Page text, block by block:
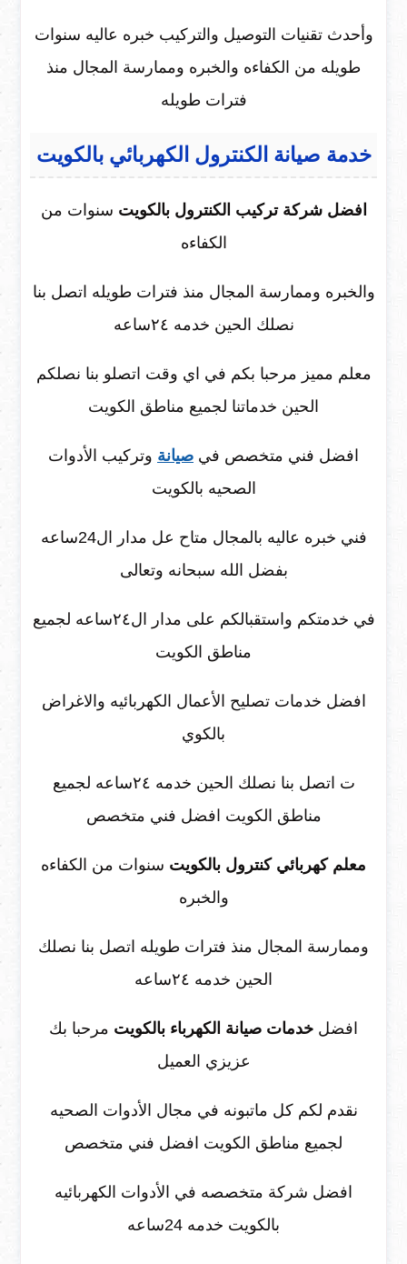
وأحدث تقنيات التوصيل والتركيب خبره عاليه سنوات
طويله من الكفاءه والخبره وممارسة المجال منذ
فترات طويله
خدمة صيانة الكنترول الكهربائي بالكويت
افضل شركة تركيب الكنترول بالكويت سنوات من
الكفاءه
والخبره وممارسة المجال منذ فترات طويله اتصل بنا
نصلك الحين خدمه ٢٤ساعه
معلم مميز مرحبا بكم في اي وقت اتصلو بنا نصلكم
الحين خدماتنا لجميع مناطق الكويت
افضل فني متخصص في صيانة وتركيب الأدوات
الصحيه بالكويت
فني خبره عاليه بالمجال متاح عل مدار ال24ساعه
بفضل الله سبحانه وتعالى
في خدمتكم واستقبالكم على مدار ال٢٤ساعه لجميع
مناطق الكويت
افضل خدمات تصليح الأعمال الكهربائيه والاغراض
بالكوي
ت اتصل بنا نصلك الحين خدمه ٢٤ساعه لجميع
مناطق الكويت افضل فني متخصص
معلم كهربائي كنترول بالكويت سنوات من الكفاءه
والخبره
وممارسة المجال منذ فترات طويله اتصل بنا نصلك
الحين خدمه ٢٤ساعه
افضل خدمات صيانة الكهرباء بالكويت مرحبا بك
عزيزي العميل
نقدم لكم كل ماتبونه في مجال الأدوات الصحيه
لجميع مناطق الكويت افضل فني متخصص
افضل شركة متخصصه في الأدوات الكهربائيه
بالكويت خدمه 24ساعه